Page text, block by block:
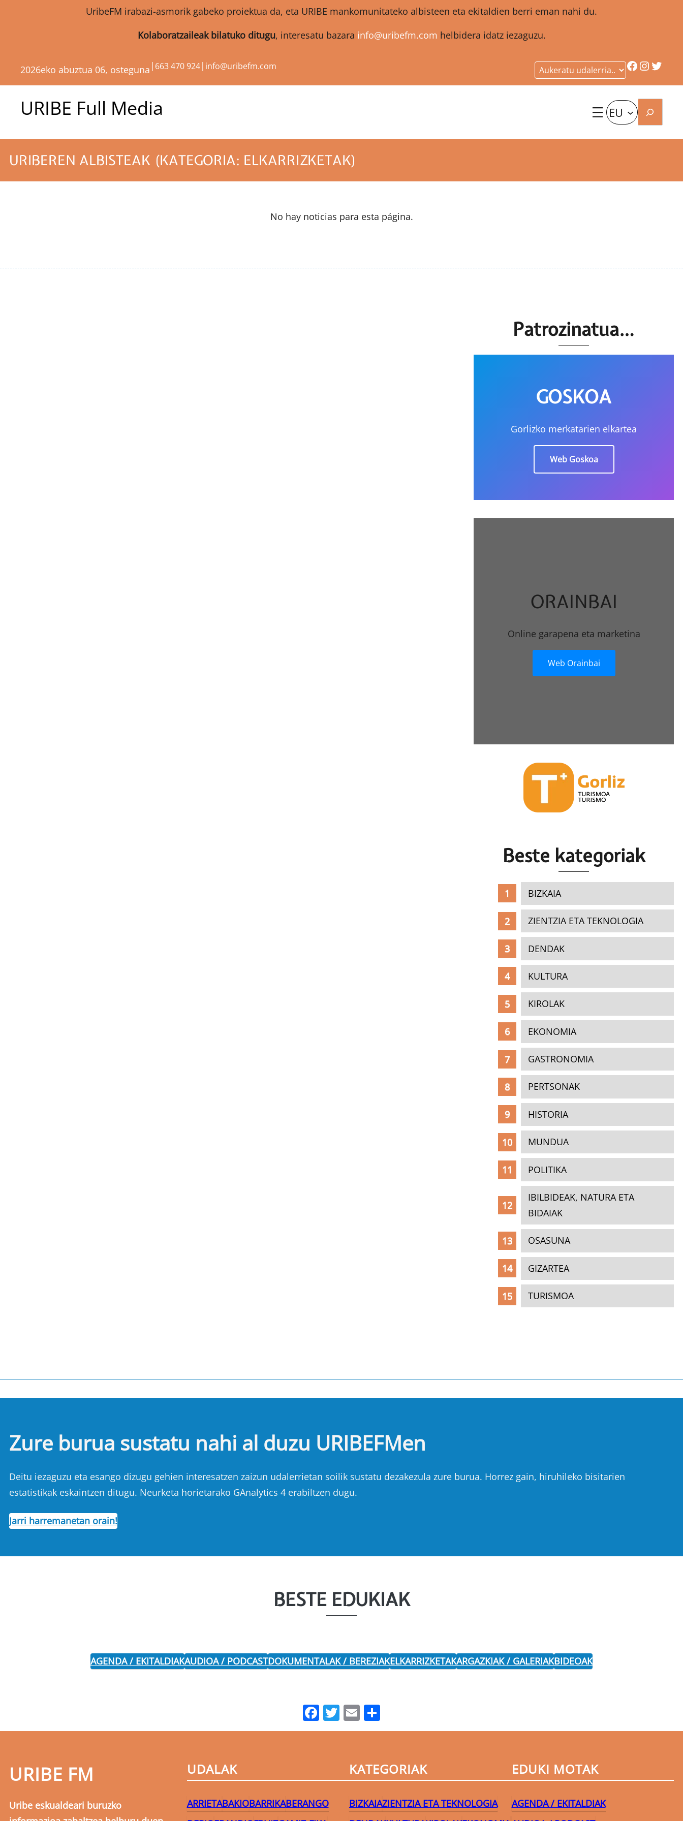
UribeFM irabazi-asmorik gabeko proiektua da, eta URIBE mankomunitateko albisteen eta ekitaldien berri eman nahi du.
Kolaboratzaileak bilatuko ditugu, interesatu bazara info@uribefm.com helbidera idatz iezaguzu.
2026eko abuztua 06, osteguna | 663 470 924| info@uribefm.com Facebook
URIBE Full Media EU Bilatu
URIBEREN ALBISTEAK (KATEGORIA: ELKARRIZKETAK)
No hay noticias para esta página.
Patrozinatua…
GOSKOA
Gorlizko merkatarien elkartea
Web Goskoa
ORAINBAI
Online garapena eta marketina
Web Orainbai
Beste kategoriak
BIZKAIA
ZIENTZIA ETA TEKNOLOGIA
DENDAK
KULTURA
KIROLAK
EKONOMIA
GASTRONOMIA
PERTSONAK
HISTORIA
MUNDUA
POLITIKA
IBILBIDEAK, NATURA ETA
BIDAIAK
OSASUNA
GIZARTEA
TURISMOA
Zure burua sustatu nahi al duzu URIBEFMen
Deitu iezaguzu eta esango dizugu gehien interesatzen zaizun udalerrietan soilik sustatu dezakezula zure burua. Horrez gain, hiruhileko bisitarien
estatistikak eskaintzen ditugu. Neurketa horietarako GAnalytics 4 erabiltzen dugu.
Jarri harremanetan orain!
BESTE EDUKIAK
AGENDA / EKITALDIAKAUDIOA / PODCASTDOKUMENTALAK / BEREZIAKELKARRIZKETAKARGAZKIAK / GALERIAKBIDEOAK
Facebook
Twitter
Email
URIBE FM
Uribe eskualdeari buruzko
UDALAK
ARRIETABAKIOBARRIKABERANGO
KATEGORIAK
BIZKAIAZIENTZIA ETA TEKNOLOGIA
EDUKI MOTAK
AGENDA / EKITALDIAK